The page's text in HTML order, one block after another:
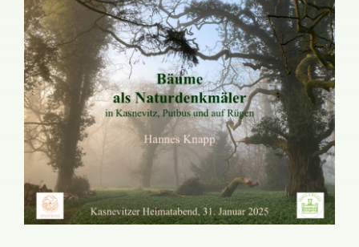
Kasnevitzer Heimatabend
über Naturdenkmäler auf
Rügen